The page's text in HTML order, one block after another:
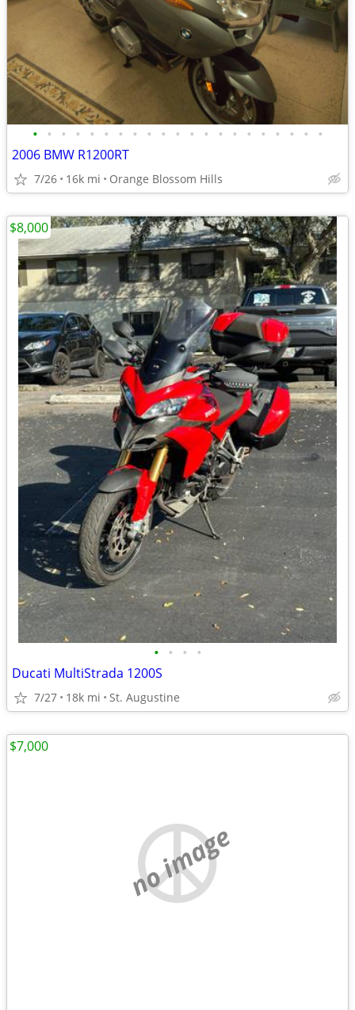
• • • • • • • • • • • • • • • • • • • • •
2006 BMW R1200RT
7/26 16k mi Orange Blossom Hills
• • • •
Ducati MultiStrada 1200S
7/27 18k mi St. Augustine
$8,000
no image
$7,000